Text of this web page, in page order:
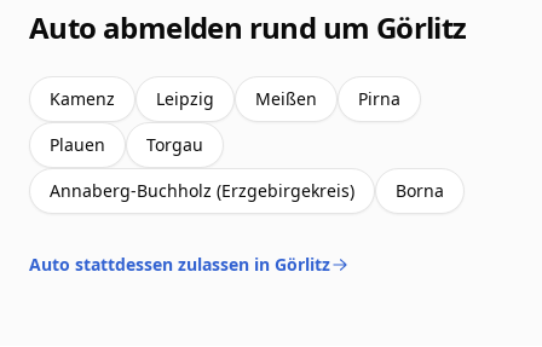
Auto abmelden rund um Görlitz
Kamenz Leipzig Meißen
Pirna
Plauen
Torgau
Annaberg-Buchholz (Erzgebirgekreis)
Borna
Auto stattdessen zulassen in Görlitz